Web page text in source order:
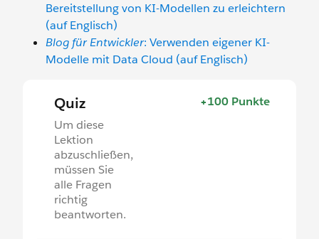
Bereitstellung von KI-Modellen zu erleichtern
(auf Englisch)
Blog für Entwickler: Verwenden eigener KI-
Modelle mit Data Cloud (auf Englisch)